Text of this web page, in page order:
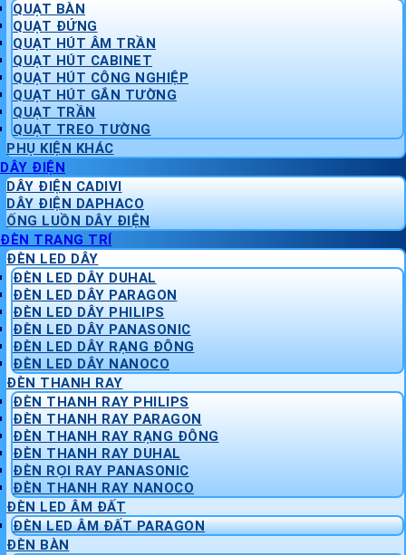
QUẠT BÀN
QUẠT ĐỨNG
QUẠT HÚT ÂM TRẦN
QUẠT HÚT CABINET
QUẠT HÚT CÔNG NGHIỆP
QUẠT HÚT GẮN TƯỜNG
QUẠT TRẦN
QUẠT TREO TƯỜNG
PHỤ KIỆN KHÁC
DÂY ĐIỆN
DÂY ĐIỆN CADIVI
DÂY ĐIỆN DAPHACO
ỐNG LUỒN DÂY ĐIỆN
ĐÈN TRANG TRÍ
ĐÈN LED DÂY
ĐÈN LED DÂY DUHAL
ĐÈN LED DÂY PARAGON
ĐÈN LED DÂY PHILIPS
ĐÈN LED DÂY PANASONIC
ĐÈN LED DÂY RẠNG ĐÔNG
ĐÈN LED DÂY NANOCO
ĐÈN THANH RAY
ĐÈN THANH RAY PHILIPS
ĐÈN THANH RAY PARAGON
ĐÈN THANH RAY RẠNG ĐÔNG
ĐÈN THANH RAY DUHAL
ĐÈN RỌI RAY PANASONIC
ĐÈN THANH RAY NANOCO
ĐÈN LED ÂM ĐẤT
ĐÈN LED ÂM ĐẤT PARAGON
ĐÈN BÀN